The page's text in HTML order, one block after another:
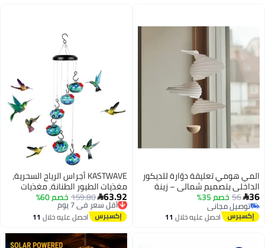
المي هومي تعليقة دوّارة للديكور
الداخلي بتصميم شمالي – زينة
سقف صامتة تدور مع الهواء لغرفة
النوم وغرفة الأطفال، حجم كبير
أبيض
36
56 خصم 35%
توصيل مجاني
توصيل مجانياحصل عليه خلال 11
KASTWAVE أجراس الرياح السحرية،
مغذيات الطيور الطنانة، مغذيات
الطيور الطنانة للاستخدام الخارجي
معلقة، مضادة للنمل والنحل، مغذي
أجراس الرياح للطيور الطنانة
الطلق
63.92
159.80خصم 60% أقل سعر في 7 يوم
توصيل مجاني
أقل سعر في 7 يوماحصل عليه خلال 11